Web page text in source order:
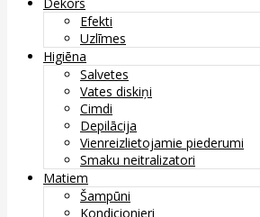
Efekti
Uzlīmes
Higiēna
Salvetes
Vates diskiņi
Cimdi
Depilācija
Vienreizlietojamie piederumi
Smaku neitralizatori
Matiem
Šampūni
Kondicionieri